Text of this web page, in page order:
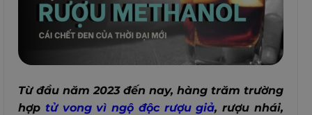
Từ đầu năm 2023 đến nay, hàng trăm trường
hợp tử vong vì ngộ độc rượu giả, rượu nhái,